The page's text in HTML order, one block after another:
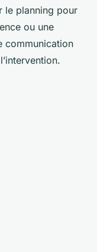
le planning pour
ou une
communication